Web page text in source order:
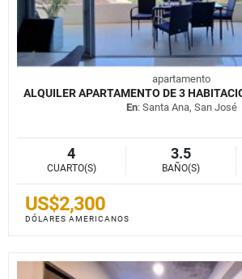
apartamento
ALQUILER APARTAMENTO DE 3
En: Santa Ana, San José
4
CUARTO(S)
3.5
BAÑO(S)
US$2,300
DÓLARES AMERICANOS